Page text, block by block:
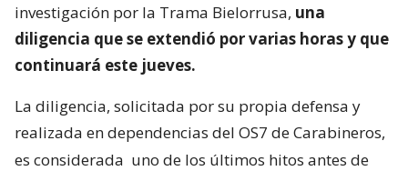
investigación por la Trama Bielorrusa, una
diligencia que se extendió por varias horas y que
continuará este jueves.
La diligencia, solicitada por su propia defensa y
realizada en dependencias del OS7 de Carabineros,
es considerada uno de los últimos hitos antes de